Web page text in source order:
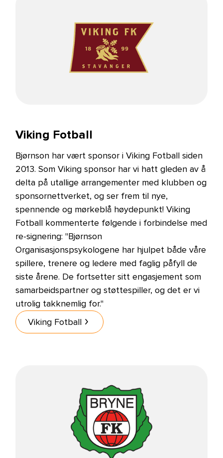
Viking Fotball
Bjørnson har vært sponsor i Viking Fotball siden
2013. Som Viking sponsor har vi hatt gleden av å
delta på utallige arrangementer med klubben og
sponsornettverket, og ser frem til nye,
spennende og mørkeblå høydepunkt! Viking
Fotball kommenterte følgende i forbindelse med
re-signering: "Bjørnson
Organisasjonspsykologene har hjulpet både våre
spillere, trenere og ledere med faglig påfyll de
siste årene. De fortsetter sitt engasjement som
samarbeidspartner og støttespiller, og det er vi
utrolig takknemlig for."
Viking Fotball